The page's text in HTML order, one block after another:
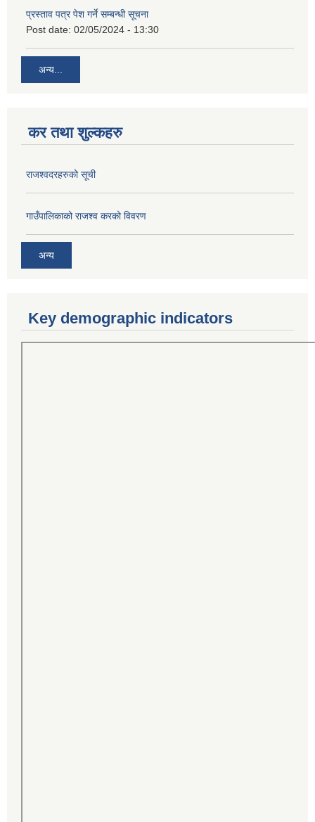
प्रस्ताव पत्र पेश गर्ने सम्बन्धी सूचना
Post date: 02/05/2024 - 13:30
अन्य...
कर तथा शुल्कहरु
राजश्वदरहरुको सूची
गाउँपालिकाको राजश्व करको विवरण
अन्य
Key demographic indicators